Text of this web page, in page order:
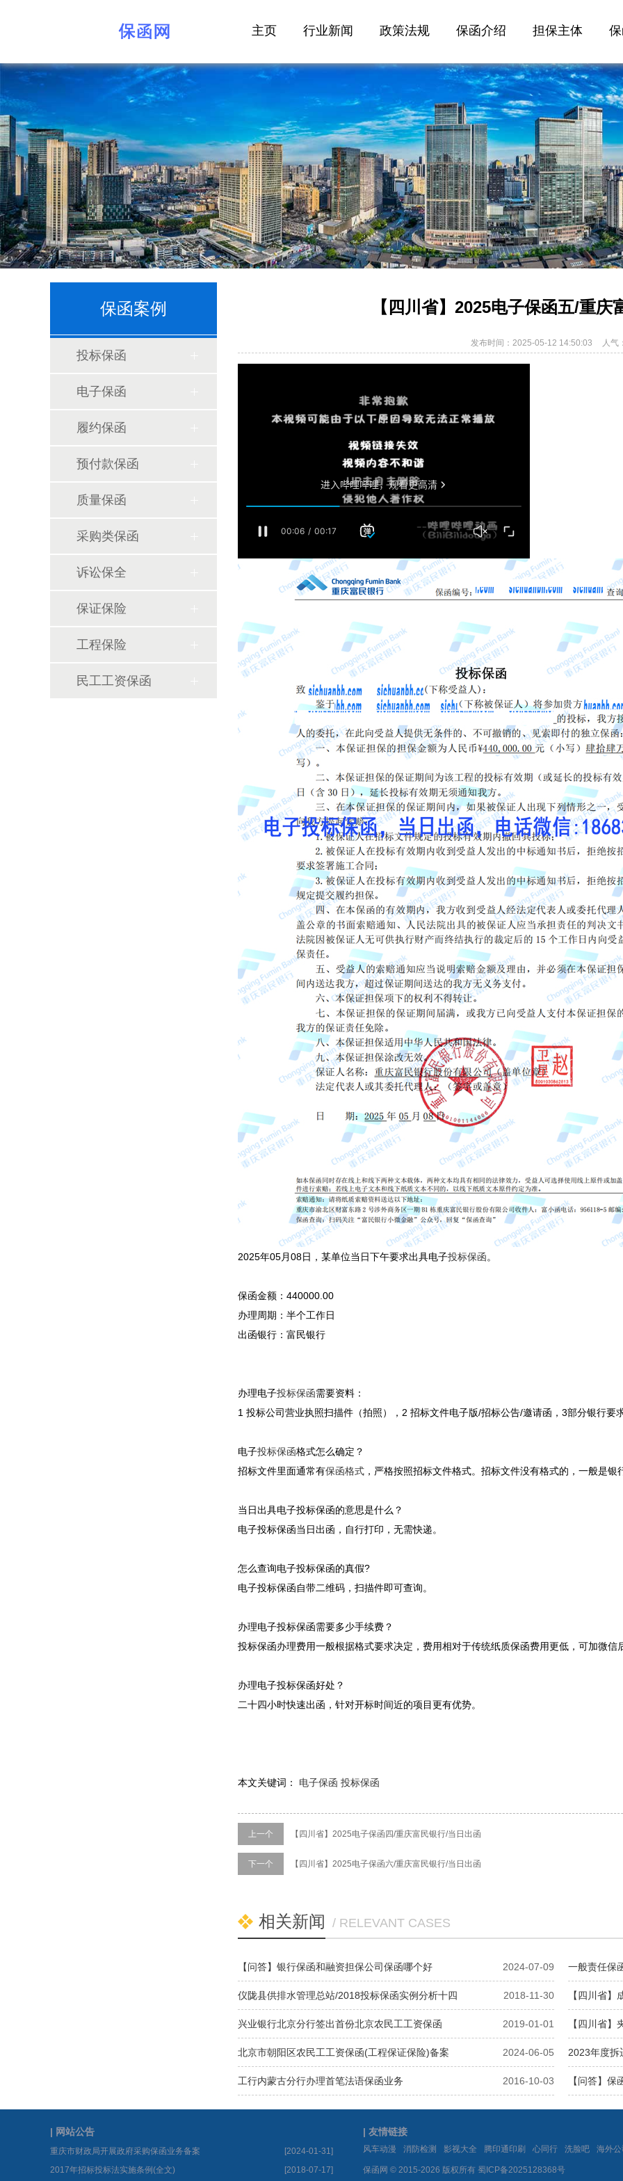
主页 行业新闻 政策法规 保函介绍 担保主体
保函案例
投标保函
电子保函
履约保函
预付款保函
质量保函
采购类保函
诉讼保全
保证保险
工程保险
民工工资保函
【四川省】2025电子保函五/重庆
发布时间：2025-05-12 14:50:03 人气
2025年05月08日，某单位当日下午要求出具电子投标保函。
保函金额：440000.00
办理周期：半个工作日
出函银行：富民银行
办理电子投标保函需要资料：
1 投标公司营业执照扫描件（拍照），2 招标文件电子版/招标公告/邀请函，3部分银行要
电子投标保函格式怎么确定？
招标文件里面通常有保函格式 ，严格按照招标文件格式。招标文件没有格式的，一般是银
当日出具电子投标保函的意思是什么？
电子投标保函当日出函，自行打印，无需快递。
怎么查询电子投标保函的真假?
电子投标保函自带二维码，扫描件即可查询。
办理电子投标保函需要多少手续费？
投标保函办理费用一般根据格式要求决定，费用相对于传统纸质保函费用更低，可加微信
办理电子投标保函好处？
二十四小时快速出函，针对开标时间近的项目更有优势。
本文关键词： 电子保函 投标保函
上一个 【四川省】2025电子保函四/重庆富民银行/当日出函
下一个 【四川省】2025电子保函六/重庆富民银行/当日出函
相关新闻 / RELEVANT CASES
2024-07-09
【问答】银行保函和融资担保公司保函哪个好 一般责任保
2018-11-30
仪陇县供排水管理总站/2018投标保函实例分析十四 【四川省
函十九
2019-01-01
兴业银行北京分行签出首份北京农民工工资保函 【四川省
2024-06-05
北京市朝阳区农民工工资保函(工程保证保险)备案 2023年度拆
政配套工程
2016-10-03
工行内蒙古分行办理首笔法语保函业务 【问答】
| 网站公告
重庆市财政局开展政府采购保函业务备案
[2024-01-31]
2017年招标投标法实施条例(全文)
[2018-07-17]
| 友情链接
风车动漫 消防检测 影视大全 腾印通印刷 心同行 洗脸吧 海外
保函网 © 2015-2026 版权所有 蜀ICP备2025128368号